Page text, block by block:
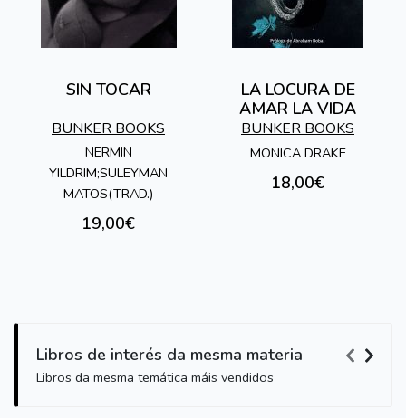
SIN TOCAR
BUNKER BOOKS
NERMIN
YILDRIM;SULEYMAN
MATOS(TRAD.)
19,00€
LA LOCURA DE
AMAR LA VIDA
BUNKER BOOKS
MONICA DRAKE
18,00€
Libros de interés da mesma materia
Libros da mesma temática máis vendidos